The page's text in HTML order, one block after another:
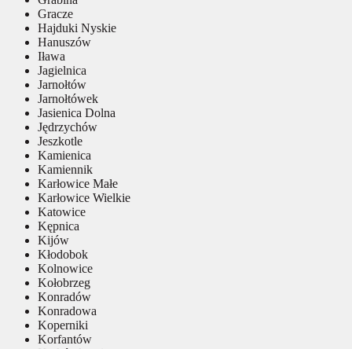
Gracze
Hajduki Nyskie
Hanuszów
Iława
Jagielnica
Jarnołtów
Jarnołtówek
Jasienica Dolna
Jędrzychów
Jeszkotle
Kamienica
Kamiennik
Karłowice Małe
Karłowice Wielkie
Katowice
Kępnica
Kijów
Kłodobok
Kolnowice
Kołobrzeg
Konradów
Konradowa
Koperniki
Korfantów